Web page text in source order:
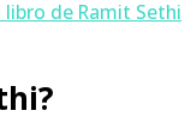
de Ramit Sethi